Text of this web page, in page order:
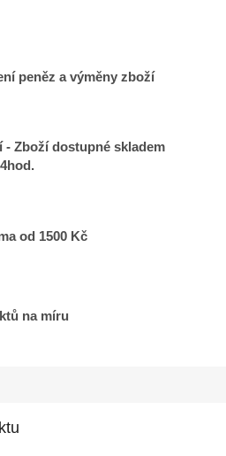
peněz a výměny zboží
- Zboží dostupné skladem
od 1500 Kč
na míru